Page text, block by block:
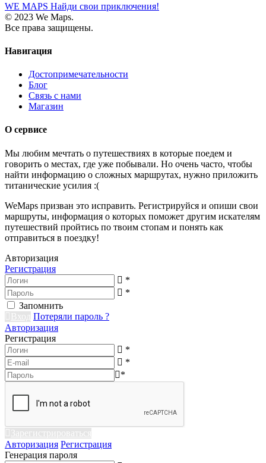
WE MAPS Найди свои приключения!
© 2023 We Maps.
Все права защищены.
Навигация
Достопримечательности
Блог
Связь с нами
Магазин
О сервисе
Мы любим мечтать о путешествиях в которые поедем и
говорить о местах, где уже побывали. Но очень часто, чтобы
найти информацию о сложных маршрутах, нужно приложить
титанические усилия :(
WeMaps призван это исправить. Регистрируйся и опиши свои
маршруты, информация о которых поможет другим искателям
путешествий пройтись по твоим стопам и понять как
отправиться в поездку!
Авторизация
Регистрация
*
*
Запомнить
Вход
Потеряли пароль ?
Авторизация
Регистрация
*
*
*
Зарегистрироваться
Авторизация Регистрация
Генерация пароля